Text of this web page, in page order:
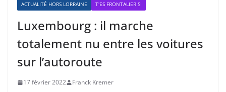
ACTUALITÉ HORS LORRAINE T'ES FRONTALIER SI
Luxembourg : il marche
totalement nu entre les voitures
sur l’autoroute
17 février 2022 Franck Kremer